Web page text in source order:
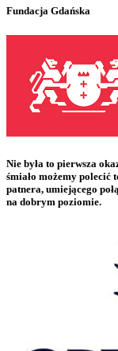
Fundacja Gdańska
Nie była to pierwsza
śmiało możemy polecić
patnera, umiejącego
na dobrym poziomie.